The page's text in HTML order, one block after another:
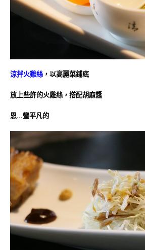
涼拌火雞絲 ，以高麗菜鋪底
放上些許的火雞絲，搭配胡麻醬
恩…蠻平凡的